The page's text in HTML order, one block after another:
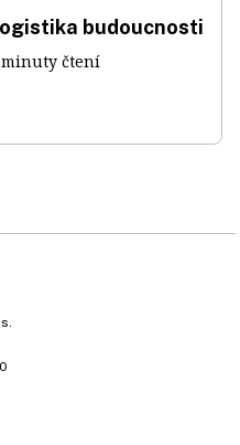
budoucnosti
minuty čtení